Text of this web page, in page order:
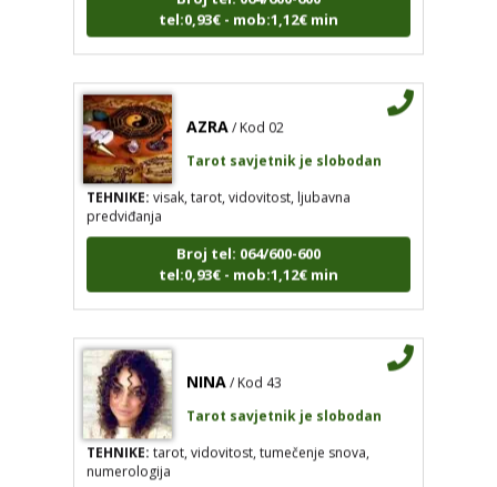
Tarot savjetnik je slobodan
TEHNIKE:visak, tarot, vidovitost, ljubavna
predviđanja
tel:0,93€ - mob:1,12€ min
Tarot savjetnik je slobodan
TEHNIKE:tarot, vidovitost, tumečenje snova,
numerologija